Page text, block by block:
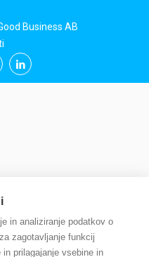
Business AB
in analiziranje podatkov o
zagotavljanje funkcij
prilagajanje vsebine in